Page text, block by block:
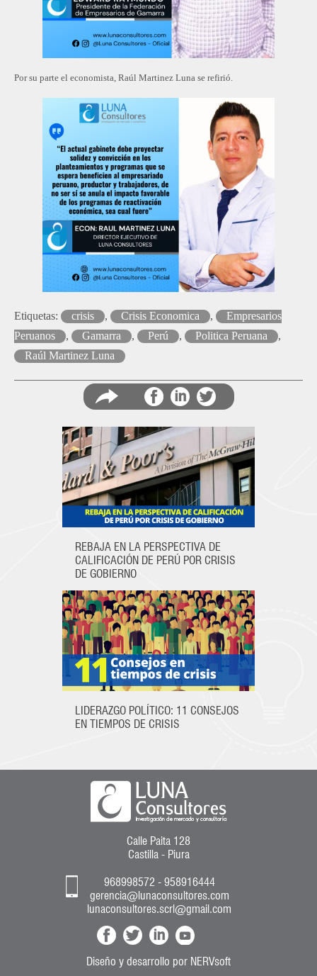
Por su parte el economista, Raúl Martinez Luna se refirió.
Etiquetas: crisis , Crisis Economica ,
Empresarios
Peruanos
, Gamarra , Perú , Politica Peruana
,
Raúl Martinez Luna
en
Facebook
en
LinkedIn
en
Twitter
REBAJA EN LA PERSPECTIVA DE
CALIFICACIÓN DE PERÚ POR CRISIS
DE GOBIERNO
LIDERAZGO POLÍTICO: 11 CONSEJOS
EN TIEMPOS DE CRISIS
Calle Paita 128
Castilla - Piura
968998572 - 958916444
gerencia@lunaconsultores.com
lunaconsultores.scrl@gmail.com
Diseño y desarrollo por NERVsoft